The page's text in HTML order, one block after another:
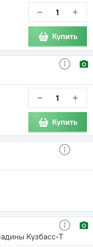
− +
Купить
− +
Купить
Кузбасс-Т